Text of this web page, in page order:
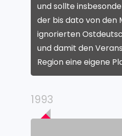
und sollte
der bis dato von den
ignorierten
und damit den
Region eine eigene
1993